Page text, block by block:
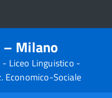
Milano
- Liceo Linguistico -
Economico-Sociale